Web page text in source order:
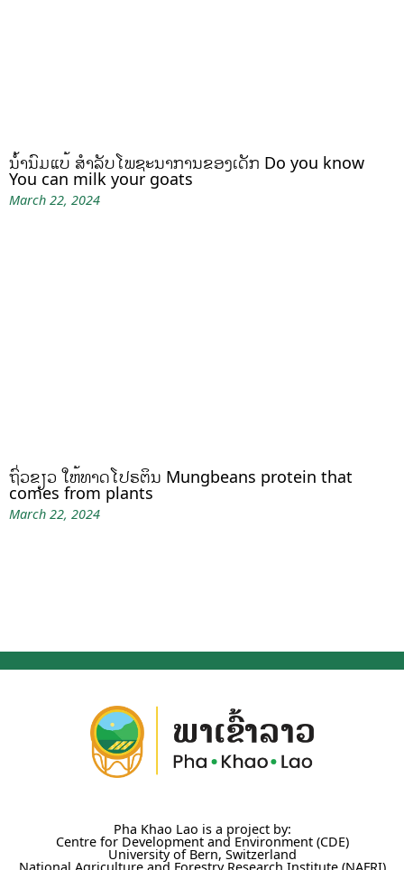
ນໍ້ານົມແບ້ ສຳລັບໂພຊະນາການຂອງເດັກ Do you know
You can milk your goats
March 22, 2024
ຖົ່ວຂຽວ ໃຫ້ທາດໂປຣຕິນ Mungbeans protein that
comes from plants
March 22, 2024
Pha Khao Lao is a project by:
Centre for Development and Environment (CDE)
University of Bern, Switzerland